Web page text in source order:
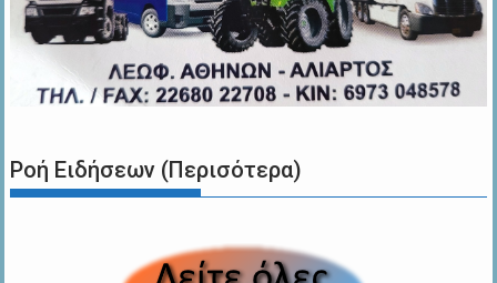
Ροή Ειδήσεων (Περισότερα)